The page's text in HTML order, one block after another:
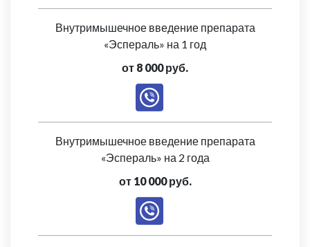
Внутримышечное введение препарата
«Эспераль» на 1 год
от 8 000 руб.
Внутримышечное введение препарата
«Эспераль» на 2 года
от 10 000 руб.